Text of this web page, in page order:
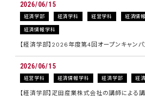
2026/06/15
経済学部 経済学科 経営学科 経済情
経済情報学科
【経済学部】2026年度第4回オープンキャン
2026/06/15
経営学科 経済情報学科 経済学部 経
【経済学部】疋田産業株式会社の講師による